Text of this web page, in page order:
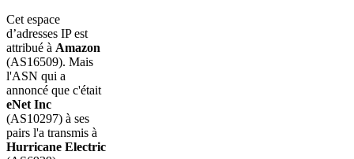
Cet espace
d’adresses IP est
attribué à Amazon
(AS16509). Mais
l'ASN qui a
annoncé que c'était
eNet Inc
(AS10297) à ses
pairs l'a transmis à
Hurricane Electric